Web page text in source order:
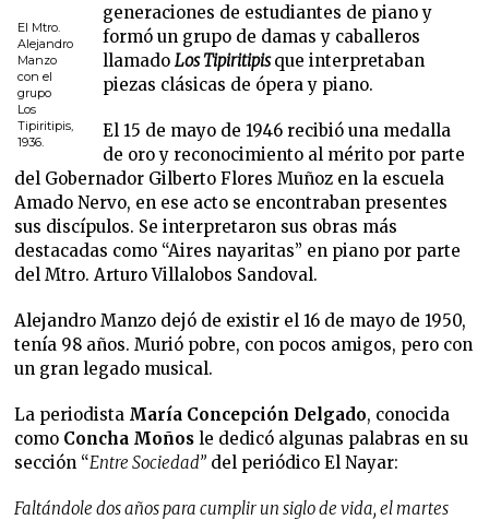
El Mtro.
Alejandro
Manzo
con el
grupo
Los
Tipiritipis,
1936.
generaciones de estudiantes de piano y
formó un grupo de damas y caballeros
llamadoLos Tipiritipisque interpretaban
piezas clásicas de ópera y piano.
El 15 de mayo de 1946 recibió una medalla
de oro y reconocimiento al mérito por parte
del Gobernador Gilberto Flores Muñoz en la escuela
Amado Nervo, en ese acto se encontraban presentes
sus discípulos. Se interpretaron sus obras más
destacadas como “Aires nayaritas” en piano por parte
del Mtro. Arturo Villalobos Sandoval.
Alejandro Manzo dejó de existir el 16 de mayo de 1950,
tenía 98 años. Murió pobre, con pocos amigos, pero con
un gran legado musical.
La periodista María Concepción Delgado, conocida
como Concha Moños le dedicó algunas palabras en su
sección “Entre Sociedad” del periódico El Nayar:
Faltándole dos años para cumplir un siglo de vida, el martes